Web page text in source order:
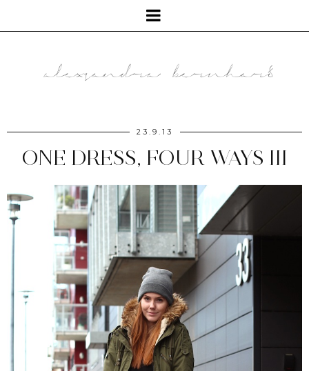
23.9.13
ONE DRESS, FOUR WAYS III